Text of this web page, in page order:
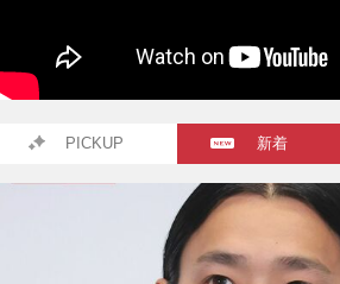
PICKUP 新着